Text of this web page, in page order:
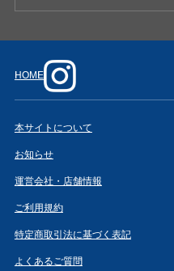
HOME
本サイトについて
お知らせ
運営会社・店舗情報
ご利用規約
特定商取引法に基づく表記
よくあるご質問